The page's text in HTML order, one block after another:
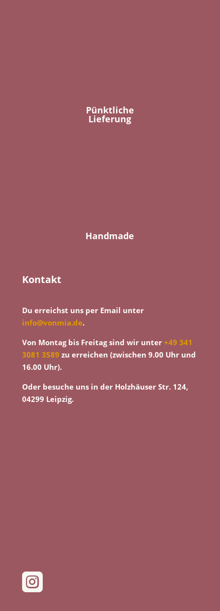
Pünktliche
Lieferung
Handmade
Kontakt
Du erreichst uns per Email unter
info@vonmia.de.
Von Montag bis Freitag sind wir unter +49 341
3081 3589 zu erreichen (zwischen 9.00 Uhr und
16.00 Uhr).
Oder besuche uns in der Holzhäuser Str. 124,
04299 Leipzig.
